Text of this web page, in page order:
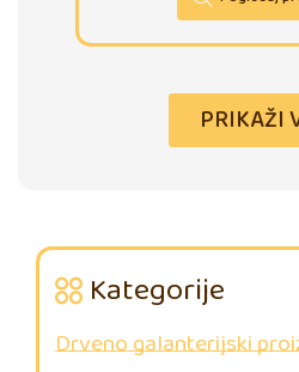
Kategorije
Drveno galanterijski
PRIKAŽI